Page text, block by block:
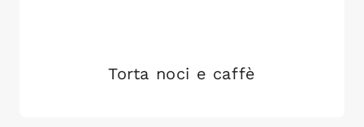
Torta noci e caffè